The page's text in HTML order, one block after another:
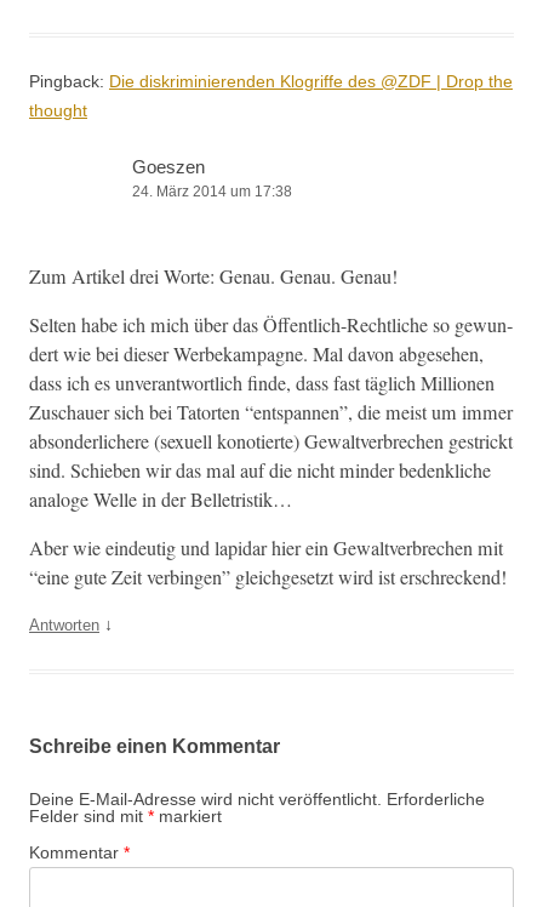
Pingback: Die diskriminierenden Klogriffe des @ZDF | Drop the
thought
Goeszen
24. März 2014 um 17:38
Zum Artikel drei Worte: Genau. Genau. Genau!
Sel­ten habe ich mich über das Öffentlich-Rechtliche so gewun­
dert wie bei dieser Wer­bekam­pagne. Mal davon abge­se­hen,
dass ich es unver­ant­wortlich finde, dass fast täglich Mil­lio­nen
Zuschauer sich bei Tatorten “entspan­nen”, die meist um immer
abson­der­lichere (sex­uell konotierte) Gewaltver­brechen gestrickt
sind. Schieben wir das mal auf die nicht min­der beden­kliche
analoge Welle in der Belletristik…
Aber wie ein­deutig und lap­i­dar hier ein Gewaltver­brechen mit
“eine gute Zeit ver­bin­gen” gle­ichge­set­zt wird ist erschreckend!
Antworten ↓
Schreibe einen Kommentar
Deine E-Mail-Adresse wird nicht veröffentlicht. Erforderliche
Felder sind mit * markiert
Kommentar *